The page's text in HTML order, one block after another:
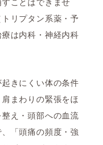
リプタン系薬・予
は内科・神経内科
きにくい体の条件
まわりの緊張をほ
え・頭部への血流
「頭痛の頻度・強